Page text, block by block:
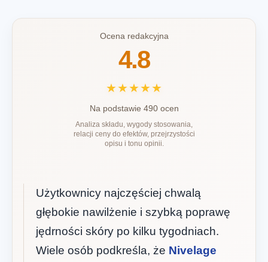
Ocena redakcyjna
4.8
★★★★★
Na podstawie 490 ocen
Analiza składu, wygody stosowania,
relacji ceny do efektów, przejrzystości
opisu i tonu opinii.
Użytkownicy najczęściej chwalą
głębokie nawilżenie i szybką poprawę
jędrności skóry po kilku tygodniach.
Wiele osób podkreśla, że Nivelage